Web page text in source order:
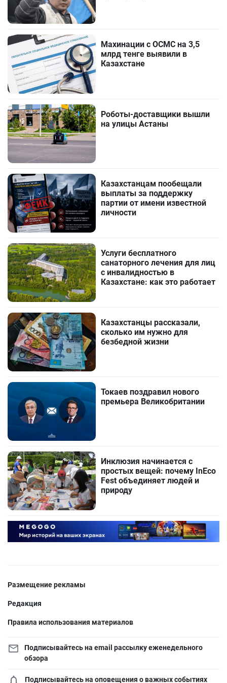
Махинации с ОСМС на 3,5
млрд тенге выявили в
Казахстане
Роботы-доставщики вышли
на улицы Астаны
Казахстанцам пообещали
выплаты за поддержку
партии от имени известной
личности
Услуги бесплатного
санаторного лечения для лиц
с инвалидностью в
Казахстане: как это работает
Казахстанцы рассказали,
сколько им нужно для
безбедной жизни
Токаев поздравил нового
премьера Великобритании
Инклюзия начинается с
простых вещей: почему InEco
Fest объединяет людей и
природу
Размещение рекламы
Редакция
Правила использования материалов
Подписывайтесь на email рассылку еженедельного
обзора
Подписывайтесь на оповещения о важных событиях